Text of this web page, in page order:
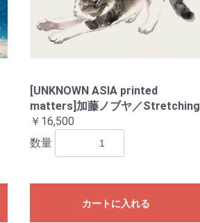
[UNKNOWN ASIA printed
matters]加藤ノブヤ／Stretching
￥16,500
数量
カートに入れる